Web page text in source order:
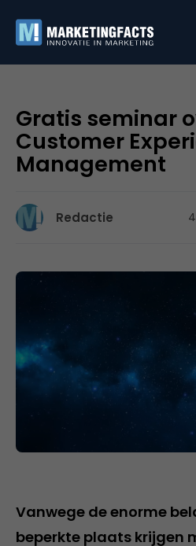
Gratis seminar
Customer
Management
Redactie
Vanwege de enorme
beperkte plaats krijgen